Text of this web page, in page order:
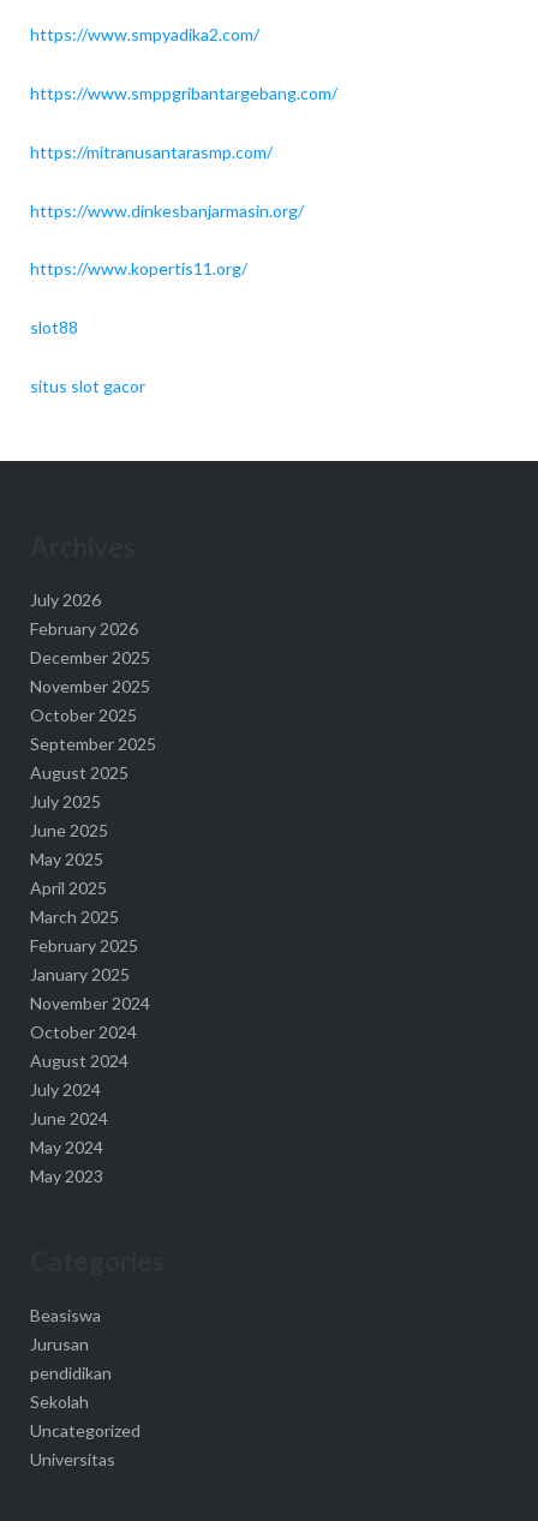
https://www.smpyadika2.com/
https://www.smppgribantargebang.com/
https://mitranusantarasmp.com/
https://www.dinkesbanjarmasin.org/
https://www.kopertis11.org/
slot88
situs slot gacor
July 2026
February 2026
December 2025
November 2025
October 2025
September 2025
August 2025
July 2025
June 2025
May 2025
April 2025
March 2025
February 2025
January 2025
November 2024
October 2024
August 2024
July 2024
June 2024
May 2024
May 2023
Beasiswa
Jurusan
pendidikan
Sekolah
Uncategorized
Universitas